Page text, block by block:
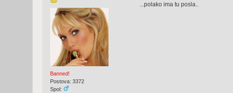
Banned!
Postova: 3372
Spol:
...polako ima tu posla..